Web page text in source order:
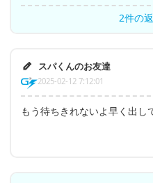
2件の
スパくんのお友達
2025-02-12 7:12:01
もう待ちきれないよ早く出し